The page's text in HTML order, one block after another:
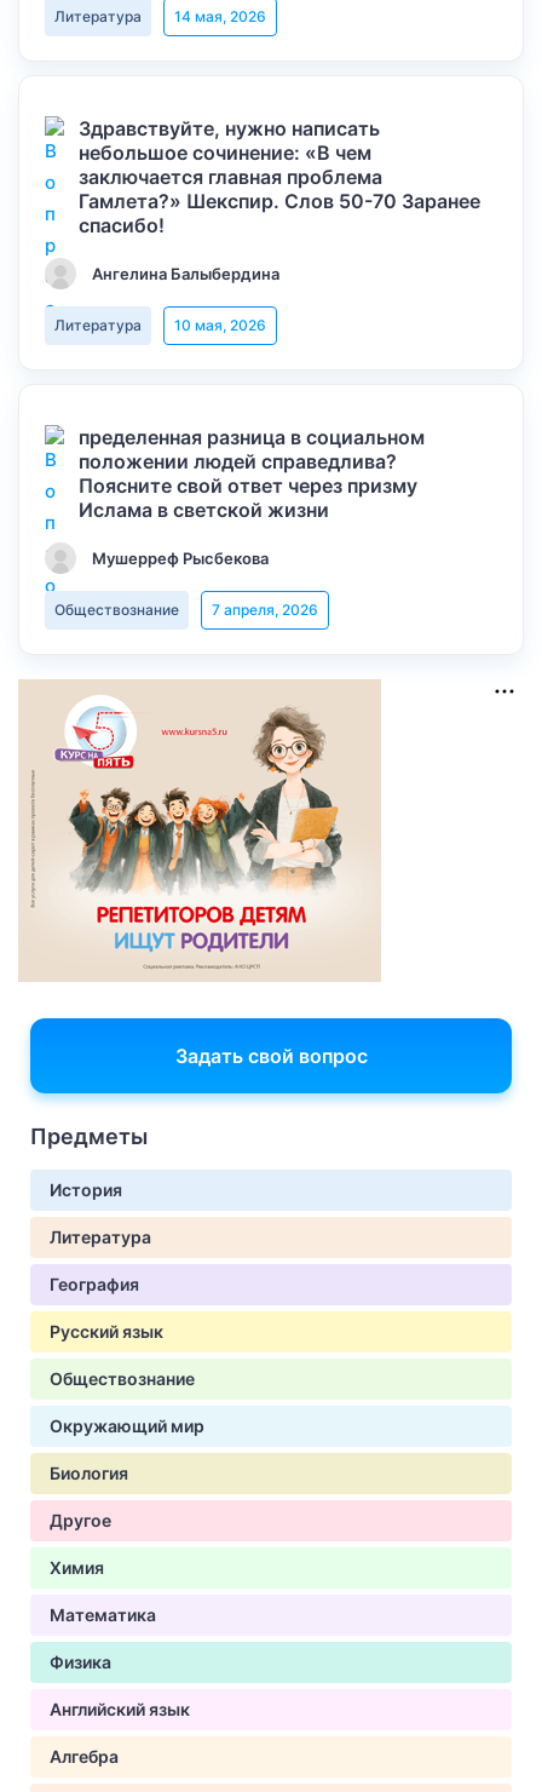
Литература 14 мая, 2026
Здравствуйте, нужно написать
небольшое сочинение: «В чем
заключается главная проблема
Гамлета?» Шекспир. Слов 50-70 Заранее
спасибо!
Ангелина Балыбердина
Литература 10 мая, 2026
пределенная разница в социальном
положении людей справедлива?
Поясните свой ответ через призму
Ислама в светской жизни
Мушерреф Рысбекова
Обществознание 7 апреля, 2026
Задать свой вопрос
Предметы
История
Литература
География
Русский язык
Обществознание
Окружающий мир
Биология
Другое
Химия
Математика
Физика
Английский язык
Алгебра